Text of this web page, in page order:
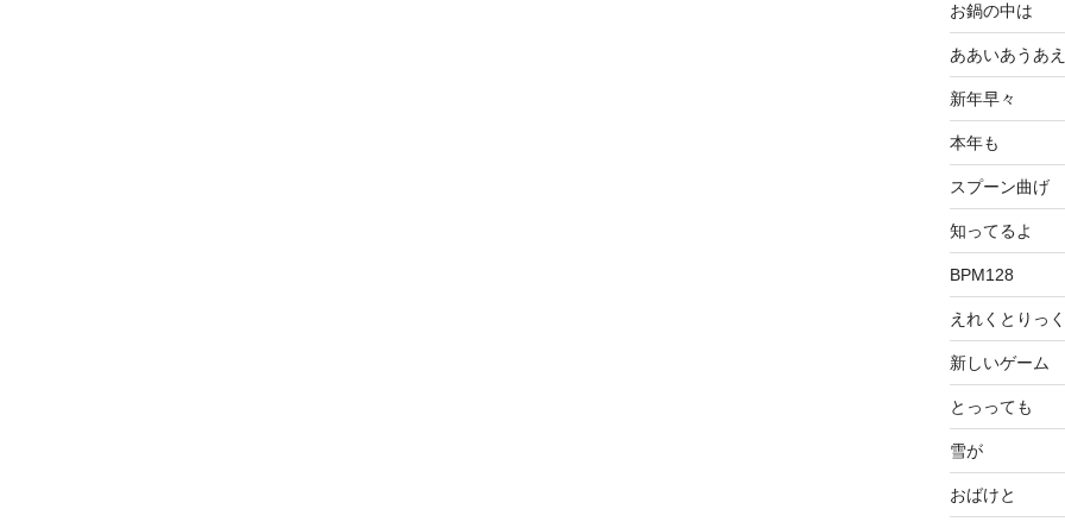
お鍋の中は
ああいあうあ
新年早々
本年も
スプーン曲げ
知ってるよ
BPM128
えれくとりっ
新しいゲーム
とっっても
雪が
おばけと